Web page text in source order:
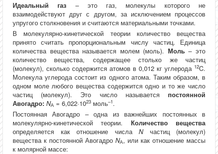
Идеальный газ – это газ, молекулы которого не
взаимодействуют друг с другом, за исключением процессов
упругого столкновения и считаются материальными точками.
В молекулярно-кинетической теории количество вещества
принято считать пропорциональным числу частиц. Единица
количества вещества называется молем (моль). Моль– это
количество вещества, содержащее столько же частиц
(молекул), сколько содержится атомов в 0,012 кг углерода 12C.
Молекула углерода состоит из одного атома. Таким образом, в
одном моле любого вещества содержится одно и то же число
частиц (молекул). Это число называется постоянной
Авогадро: NА = 6,022·1023 моль–1.
Постоянная Авогадро – одна из важнейших постоянных в
молекулярно-кинетической теории. Количество вещества
определяется как отношение числа Nчастиц (молекул)
вещества к постоянной Авогадро NА, или как отношение массы
к молярной массе: